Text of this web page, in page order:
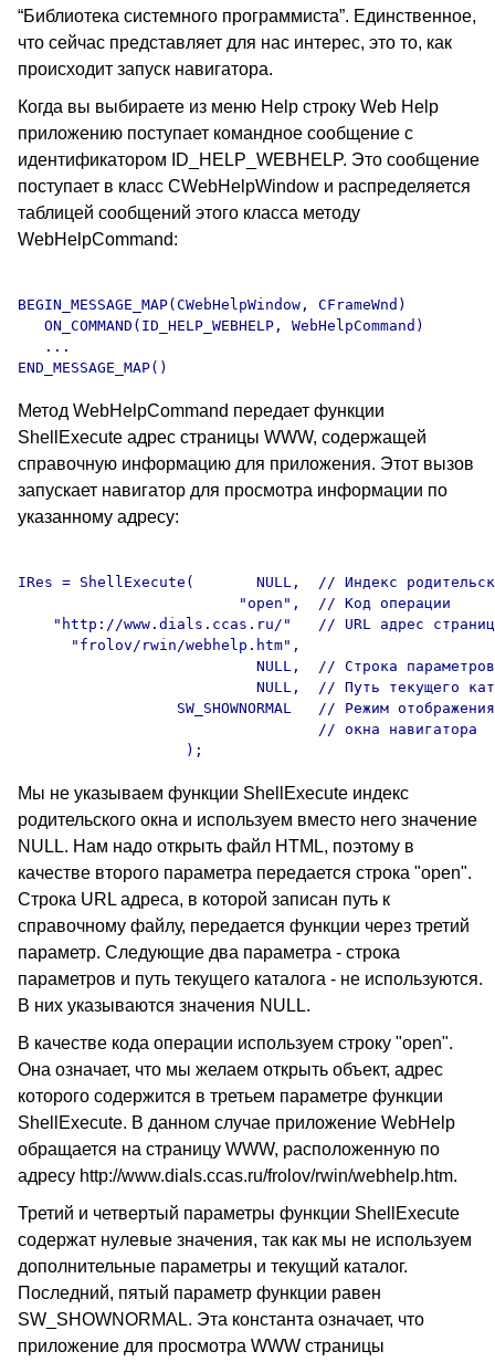
“Библиотека системного программиста”. Единственное,
что сейчас представляет для нас интерес, это то, как
происходит запуск навигатора.
Когда вы выбираете из меню Help строку Web Help
приложению поступает командное сообщение с
идентификатором ID_HELP_WEBHELP. Это сообщение
поступает в класс CWebHelpWindow и распределяется
таблицей сообщений этого класса методу
WebHelpCommand:
BEGIN_MESSAGE_MAP(CWebHelpWindow, CFrameWnd)
   ON_COMMAND(ID_HELP_WEBHELP, WebHelpCommand)
   ...
Метод WebHelpCommand передает функции
ShellExecute адрес страницы WWW, содержащей
справочную информацию для приложения. Этот вызов
запускает навигатор для просмотра информации по
указанному адресу:
IRes = ShellExecute(       NULL,  // Индекс
                         "open",  // Код операции
"http://www.dials.ccas.ru/"   // URL адрес
      "frolov/rwin/webhelp.htm",
                           NULL,  // Строка параметров
NULL,  // Путь текущего
SW_SHOWNORMAL   // Режим
                                  // окна навигатора
Мы не указываем функции ShellExecute индекс
родительского окна и используем вместо него значение
NULL. Нам надо открыть файл HTML, поэтому в
качестве второго параметра передается строка "open".
Строка URL адреса, в которой записан путь к
справочному файлу, передается функции через третий
параметр. Следующие два параметра - строка
параметров и путь текущего каталога - не используются.
В них указываются значения NULL.
В качестве кода операции используем строку "open".
Она означает, что мы желаем открыть объект, адрес
которого содержится в третьем параметре функции
ShellExecute. В данном случае приложение WebHelp
обращается на страницу WWW, расположенную по
адресу http://www.dials.ccas.ru/frolov/rwin/webhelp.htm.
Третий и четвертый параметры функции ShellExecute
содержат нулевые значения, так как мы не используем
дополнительные параметры и текущий каталог.
Последний, пятый параметр функции равен
SW_SHOWNORMAL. Эта константа означает, что
приложение для просмотра WWW страницы